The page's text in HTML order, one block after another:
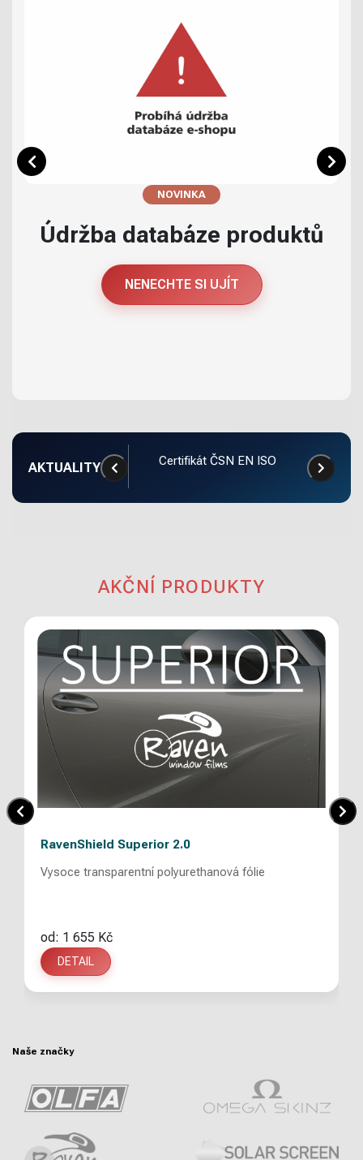
NOVINKA
Údržba databáze produktů
NENECHTE SI UJÍT
AKTUALITY
síť Certifikát ČSN EN ISO
AKČNÍ PRODUKTY
RavenShield Superior 2.0
Vysoce transparentní polyurethanová fólie
od: 1 655 Kč
DETAIL
Naše značky